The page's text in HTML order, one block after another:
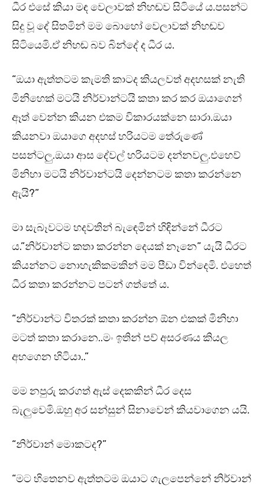
ධීර එසේ කියා මඳ වෙලාවක් නිහඬව සිටියේ ය.පසන්ට
සිදු වූ දේ සිතමින් මම බොහෝ වෙලාවක් නිහඬව
සිටියෙමි.ඒ නිහඬ බව බින්දේ ද ධීර ය.
“ඔයා ඇත්තටම කැමති කාටද කියලවත් අදහසක් නැති
මිනිහෙක් මටයි නිර්වාන්ටයි කතා කර කර ඔයාගෙන්
ඈත් වෙන්න කියන එකම විකාරයක්නෙ සාරා.ඔයා
කියනවා ඔයාගෙ අදහස් හරියටම තේරුණේ
පසන්ටලු.ඔයා ආස දේවල් හරියටම දන්නවලු.එහෙව්
මිනිහා මටයි නිර්වාන්ටයි දෙන්නටම කතා කරන්නෙ
ඇයි?”
මා සැබෑවටම හදවතින් බැඳෙමින් හිඳින්නේ ධීරට
ය.”නිර්වාන්ට කතා කරන්න දෙයක් නෑනෙ” යැයි ධීරට
කියන්නට නොහැකිකමකින් මම පීඩා වින්දෙමි. එහෙත්
ධීර කතා කරන්නට පටන් ගත්තේ ය.
“නිර්වාන්ට විතරක් කතා කරන්න ඕන එකක් මිනිහා
මටත් කතා කරානෙ..මං ඉතින් පව් අසරණය කියල
අහගෙන හිටියා..”
මම නපුරු කරගත් ඇස් දෙකකින් ධීර දෙස
බැලුවෙමි.ඔහු අර සන්සුන් සිනාවෙන් කියවාගෙන යයි.
“නිර්වාන් මොකටද?”
“මට හිතෙනව ඇත්තටම ඔයාට ගැලපෙන්නේ නිර්වාන්